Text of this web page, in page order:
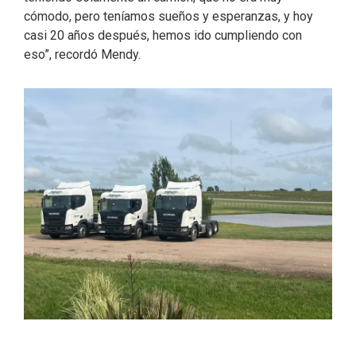
cómodo, pero teníamos sueños y esperanzas, y hoy
casi 20 años después, hemos ido cumpliendo con
eso”, recordó Mendy.